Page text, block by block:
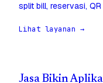
split bill, reservasi, QR
Lihat layanan →
Jasa Bikin